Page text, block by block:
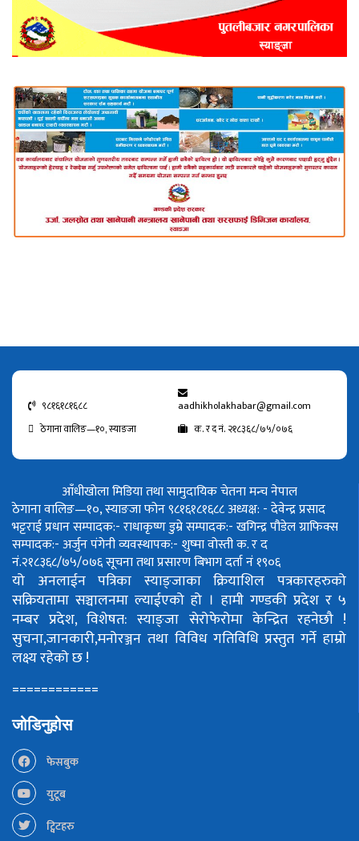
९८१६१८१६८८
aadhikholakhabar@gmail.com
ठेगाना वालिङ—१०, स्याङजा
क. र द नं. २१८३६८/७५/०७६
आँधीखोला मिडिया तथा सामुदायिक चेतना मन्च नेपाल
ठेगाना वालिङ—१०, स्याङजा फोन ९८१६१८१६८८अध्यक्ष: - देवेन्द्र प्रसाद
भट्टराईप्रधान सम्पादक:- राधाकृष्ण डुम्रेसम्पादक:- खगिन्द्र पौडेलग्राफिक्स
सम्पादक:- अर्जुन पंगेनीव्यवस्थापक:- शुष्मा वोस्तीक. र द
नं.२१८३६८/७५/०७६सूचना तथा प्रसारण बिभाग दर्ता नं १९०६
यो अनलाईन पत्रिका स्याङ्जाका क्रियाशिल पत्रकारहरुको
सक्रियतामा सञ्चालनमा ल्याईएको हो । हामी गण्डकी प्रदेश र ५
नम्बर प्रदेश, विशेषत: स्याङ्जा सेरोफेरोमा केन्द्रित रहनेछौ !
सुचना,जानकारी,मनोरञ्जन तथा विविध गतिविधि प्रस्तुत गर्ने हाम्रो
लक्ष्य रहेको छ !
============
जोडिनुहोस
फेसबुक
युटूब
ट्विटहरु